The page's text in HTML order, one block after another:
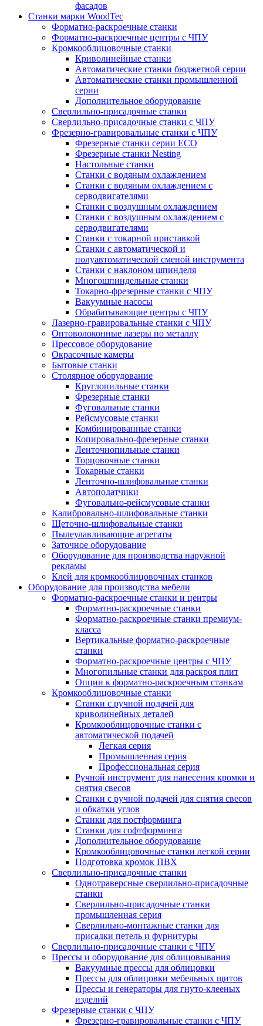
фасадов
Станки марки WoodTec
Форматно-раскроечные станки
Форматно-раскроечные центры с ЧПУ
Кромкооблицовочные станки
Криволинейные станки
Автоматические станки бюджетной серии
Автоматические станки промышленной
серии
Дополнительное оборудование
Сверлильно-присадочные станки
Сверлильно-присадочные станки с ЧПУ
Фрезерно-гравировальные станки с ЧПУ
Фрезерные станки серии ECO
Фрезерные станки Nesting
Настольные станки
Станки с водяным охлаждением
Станки с водяным охлаждением с
серводвигателями
Станки с воздушным охлаждением
Станки с воздушным охлаждением с
серводвигателями
Станки с токарной приставкой
Станки с автоматической и
полуавтоматической сменой инструмента
Станки с наклоном шпинделя
Многошпиндельные станки
Токарно-фрезерные станки с ЧПУ
Вакуумные насосы
Обрабатывающие центры с ЧПУ
Лазерно-гравировальные станки с ЧПУ
Оптоволоконные лазеры по металлу
Прессовое оборудование
Окрасочные камеры
Бытовые станки
Столярное оборудование
Круглопильные станки
Фрезерные станки
Фуговальные станки
Рейсмусовые станки
Комбинированные станки
Копировально-фрезерные станки
Ленточнопильные станки
Торцовочные станки
Токарные станки
Ленточно-шлифовальные станки
Автоподатчики
Фуговально-рейсмусовые станки
Калибровально-шлифовальные станки
Щеточно-шлифовальные станки
Пылеулавливающие агрегаты
Заточное оборудование
Оборудование для производства наружной
рекламы
Клей для кромкооблицовочных станков
Оборудование для производства мебели
Форматно-раскроечные станки и центры
Форматно-раскроечные станки
Форматно-раскроечные станки премиум-
класса
Вертикальные форматно-раскроечные
станки
Форматно-раскроечные центры с ЧПУ
Многопильные станки для раскроя плит
Опции к форматно-раскроечным станкам
Кромкооблицовочные станки
Станки с ручной подачей для
криволинейных деталей
Кромкооблицовочные станки с
автоматической подачей
Легкая серия
Промышленная серия
Профессиональная серия
Ручной инструмент для нанесения кромки и
снятия свесов
Станки с ручной подачей для снятия свесов
и обкатки углов
Станки для постформинга
Станки для софтформинга
Дополнительное оборудование
Кромкооблицовочные станки легкой серии
Подготовка кромок ПВХ
Сверлильно-присадочные станки
Однотраверсные сверлильно-присадочные
станки
Сверлильно-присадочные станки
промышленная серия
Сверлильно-монтажные станки для
присадки петель и фурнитуры
Сверлильно-присадочные станки с ЧПУ
Прессы и оборудование для облицовывания
Вакуумные прессы для облицовки
Прессы для облицовки мебельных щитов
Прессы и генераторы для гнуто-клееных
изделий
Фрезерные станки с ЧПУ
Фрезерно-гравировальные станки с ЧПУ